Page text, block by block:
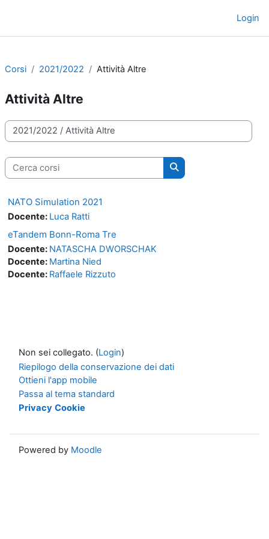
Login
Corsi 2021/2022 Attività Altre
Attività Altre
Categorie di corso
Cerca corsi
Cerca corsi
NATO Simulation 2021
Docente: Luca Ratti
eTandem Bonn-Roma Tre
Docente: NATASCHA DWORSCHAK
Docente: Martina Nied
Docente: Raffaele Rizzuto
Non sei collegato. (Login)
Riepilogo della conservazione dei dati
Ottieni l'app mobile
Passa al tema standard
Privacy Cookie
Powered by Moodle